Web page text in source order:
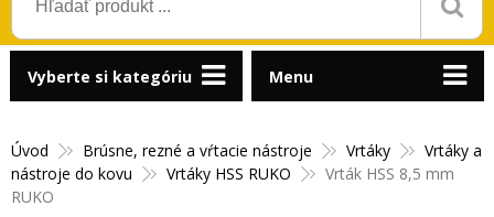
Úvod Brúsne, rezné a vŕtacie nástroje Vrtáky
Vrtáky a
nástroje do kovu
Vrtáky HSS RUKO
Vrták HSS 8,5 mm
RUKO
Vyberte si kategóriu Menu